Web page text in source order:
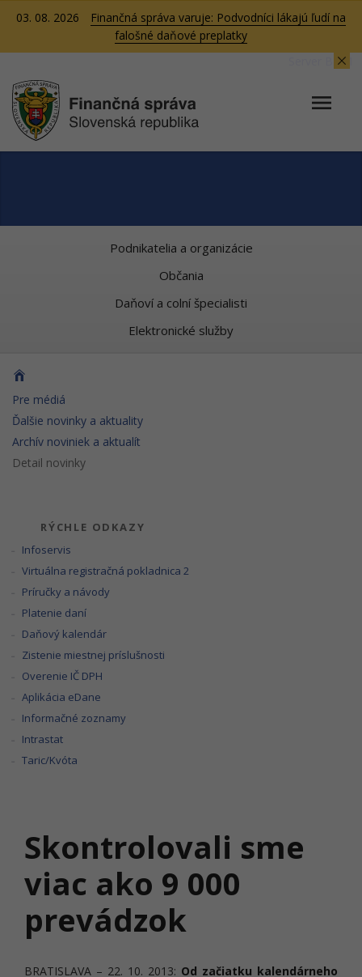
03. 08. 2026
Finančná správa varuje: Podvodníci lákajú ľudí na
falošné daňové preplatky
Server BB01
Podnikatelia a organizácie
Občania
Daňoví a colní špecialisti
Elektronické služby
Pre médiá
Ďalšie novinky a aktuality
Archív noviniek a aktualít
Detail novinky
RÝCHLE ODKAZY
Infoservis
Virtuálna registračná pokladnica 2
Príručky a návody
Platenie daní
Daňový kalendár
Zistenie miestnej príslušnosti
Overenie IČ DPH
Aplikácia eDane
Informačné zoznamy
Intrastat
Taric/Kvóta
Skontrolovali sme
viac ako 9 000
prevádzok
BRATISLAVA – 22. 10. 2013: Od začiatku kalendárneho